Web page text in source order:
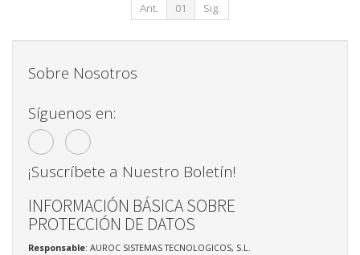
Ant. 01 Sig.
Sobre Nosotros
Síguenos en:
¡Suscríbete a Nuestro Boletín!
INFORMACIÓN BÁSICA SOBRE
PROTECCIÓN DE DATOS
Responsable: AUROC SISTEMAS TECNOLOGICOS, S.L.